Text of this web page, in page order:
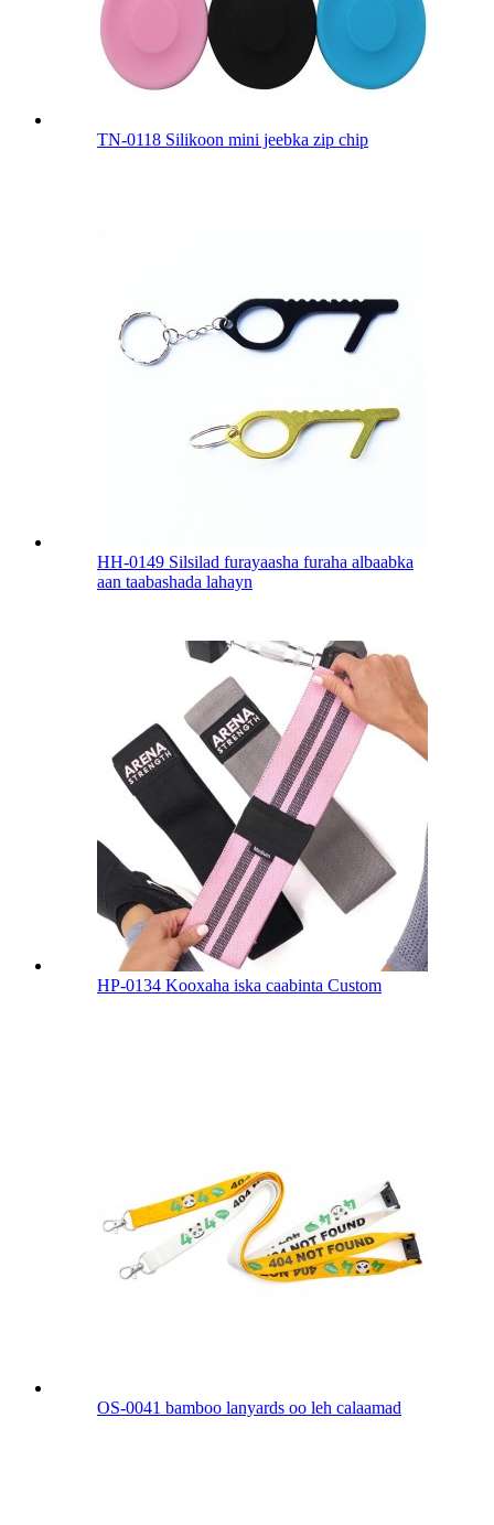
TN-0118 Silikoon mini jeebka zip chip
HH-0149 Silsilad furayaasha furaha albaabka
aan taabashada lahayn
HP-0134 Kooxaha iska caabinta Custom
OS-0041 bamboo lanyards oo leh calaamad